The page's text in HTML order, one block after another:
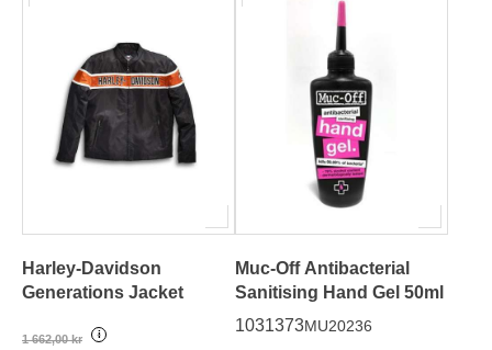
Harley-Davidson
Generations Jacket
1 662,00 kr i
Muc-Off Antibacterial
Sanitising Hand Gel 50ml
1031373MU20236